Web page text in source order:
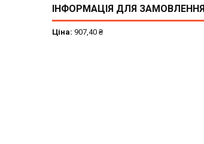
ІНФОРМАЦІЯ ДЛЯ ЗАМОВЛЕННЯ
Ціна: 907,40 ₴